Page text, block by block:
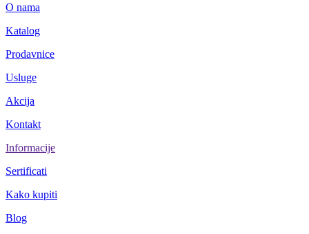
O nama
Katalog
Prodavnice
Usluge
Akcija
Kontakt
Informacije
Sertificati
Kako kupiti
Blog